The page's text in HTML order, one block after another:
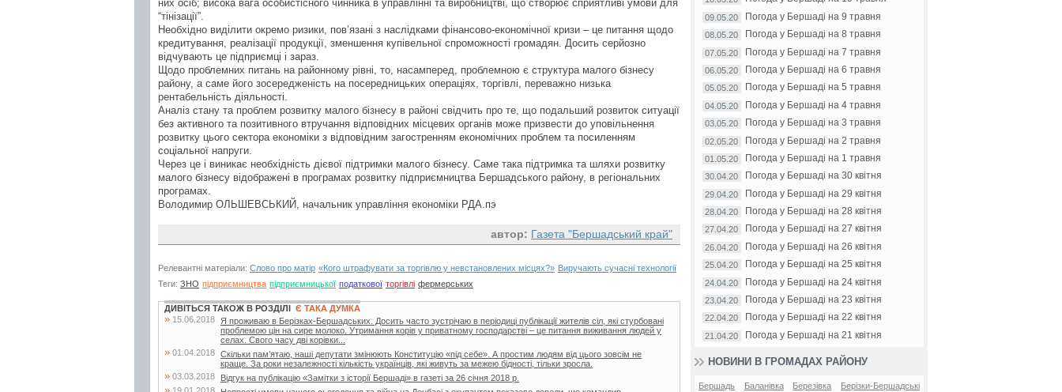
них осіб; висока вага особистісного чинника в управлінні та виробництві, що створює сприятливі умови для
“тінізації”.
Необхідно виділити окремо ризики, пов’язані з наслідками фінансово-економічної кризи – це питання щодо
кредитування, реалізації продукції, зменшення купівельної спроможності громадян. Досить серйозно
відчувають це підприємці і зараз.
Щодо проблемних питань на районному рівні, то, насамперед, проблемною є структура малого бізнесу
району, а саме його зосередженість на посередницьких операціях, торгівлі, переважно низька
рентабельність діяльності.
Аналіз стану та проблем розвитку малого бізнесу в районі свідчить про те, що подальший розвиток ситуації
без активного та позитивного втручання відповідних місцевих органів може призвести до уповільнення
розвитку цього сектора економіки з відповідним загостренням економічних проблем та посиленням
соціальної напруги.
Через це і виникає необхідність дієвої підтримки малого бізнесу. Саме така підтримка та шляхи розвитку
малого бізнесу відображені в програмах розвитку підприємництва Бершадського району, в регіональних
програмах.
Володимир ОЛЬШЕВСЬКИЙ, начальник управління економіки РДА.пэ
автор: Газета "Бершадський край"
Релевантні матеріали: Слово про матір «Кого штрафувати за торгівлю у невстановлених місцях?» Виручають сучасні технології
Теги: ЗНО підприємництва підприємницької податкової торгівлі фермерських
ДИВІТЬСЯ ТАКОЖ В РОЗДІЛІ Є ТАКА ДУМКА
» 15.06.2018
Я проживаю в Берізках-Бершадських. Досить часто зустрічаю в періодиці публікації жителів сіл, які стурбовані
проблемою цін на сире молоко. Утримання корів у приватному господарстві – це питання виживання людей у
селах. Свого часу дві корівки...
» 01.04.2018 Скільки пам’ятаю, наші депутати змінюють Конституцію «під себе». А простим людям від цього зовсім не
краще. За роки незалежності кількість українців, які живуть за межею бідності, тільки зросла.
» 03.03.2018 Відгук на публікацію «Замітки з історії Бершаді» в газеті за 26 січня 2018 р.
19.01.2018
09.05.20 Погода у Бершаді на 9 травня
08.05.20 Погода у Бершаді на 8 травня
07.05.20 Погода у Бершаді на 7 травня
06.05.20 Погода у Бершаді на 6 травня
05.05.20 Погода у Бершаді на 5 травня
04.05.20 Погода у Бершаді на 4 травня
03.05.20 Погода у Бершаді на 3 травня
02.05.20 Погода у Бершаді на 2 травня
01.05.20 Погода у Бершаді на 1 травня
30.04.20 Погода у Бершаді на 30 квітня
29.04.20 Погода у Бершаді на 29 квітня
28.04.20 Погода у Бершаді на 28 квітня
27.04.20 Погода у Бершаді на 27 квітня
26.04.20 Погода у Бершаді на 26 квітня
25.04.20 Погода у Бершаді на 25 квітня
24.04.20 Погода у Бершаді на 24 квітня
23.04.20 Погода у Бершаді на 23 квітня
22.04.20 Погода у Бершаді на 22 квітня
21.04.20 Погода у Бершаді на 21 квітня
НОВИНИ В ГРОМАДАХ РАЙОНУ
Бершадь Баланівка Березівка
Берізки-Бершадські